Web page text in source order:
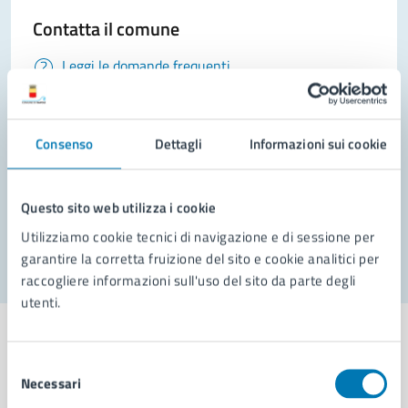
Consenso Dettagli Informazioni sui cookie
Questo sito web utilizza i cookie
Utilizziamo cookie tecnici di navigazione e di sessione per
garantire la corretta fruizione del sito e cookie analitici per
raccogliere informazioni sull'uso del sito da parte degli
utenti.
delNecessari
Contatta il comune
Leggi le domande frequenti
Prenota appuntamento